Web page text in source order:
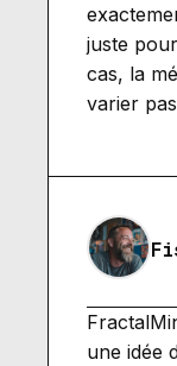
juste
cas, la
varier
une idée